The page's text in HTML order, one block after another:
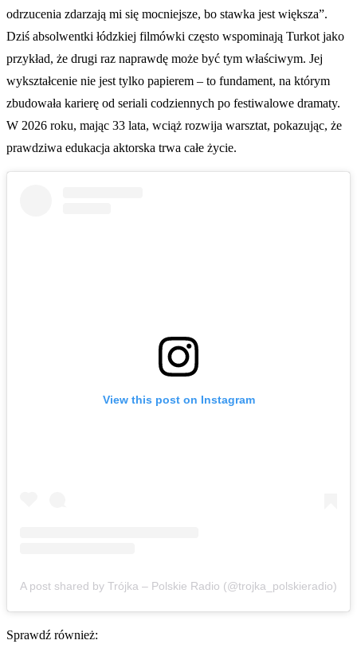
odrzucenia zdarzają mi się mocniejsze, bo stawka jest większa”.
Dziś absolwentki łódzkiej filmówki często wspominają Turkot jako
przykład, że drugi raz naprawdę może być tym właściwym. Jej
wykształcenie nie jest tylko papierem – to fundament, na którym
zbudowała karierę od seriali codziennych po festiwalowe dramaty.
W 2026 roku, mając 33 lata, wciąż rozwija warsztat, pokazując, że
prawdziwa edukacja aktorska trwa całe życie.
View this post on Instagram
A post shared by Trójka – Polskie Radio (@trojka_polskieradio)
Sprawdź również: